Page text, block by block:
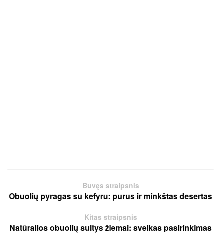
Buvęs straipsnis
Obuolių pyragas su kefyru: purus ir minkštas desertas
Kitas straipsnis
Natūralios obuolių sultys žiemai: sveikas pasirinkimas